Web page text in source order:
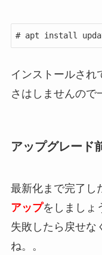
# apt install
インストールされ
さはしませんので
アップグレード
最新化まで完了し
アップをしましょ
失敗したら戻せな
ね。。